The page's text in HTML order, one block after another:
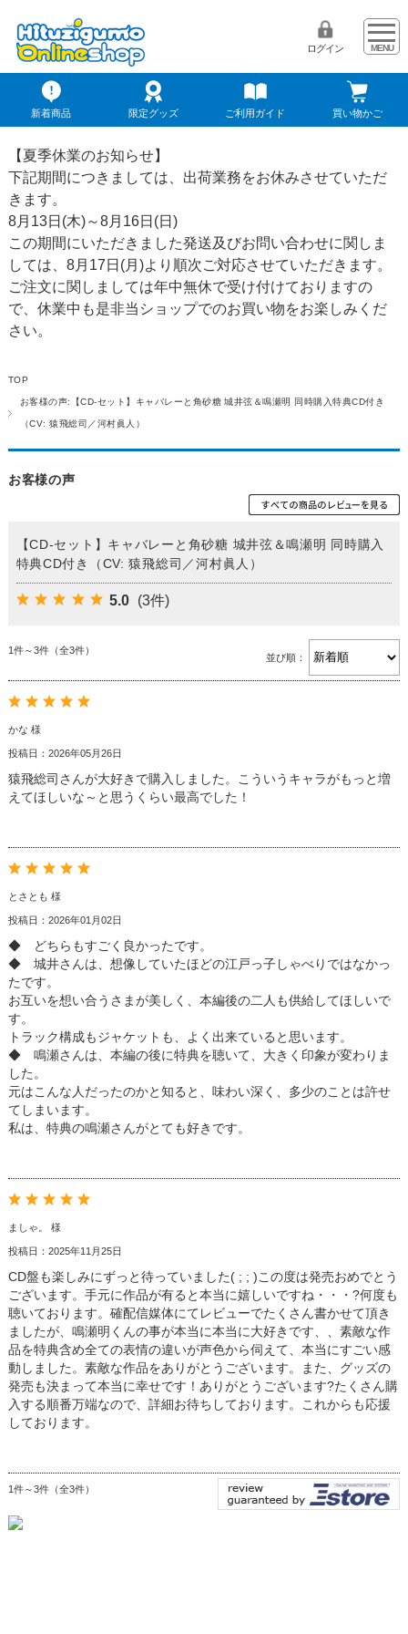
ログイン
新着商品 限定グッズ ご利用ガイド 買い物かご
【夏季休業のお知らせ】
下記期間につきましては、出荷業務をお休みさせていただ
きます。
8月13日(木)～8月16日(日)
この期間にいただきました発送及びお問い合わせに関しま
しては、8月17日(月)より順次ご対応させていただきます。
ご注文に関しましては年中無休で受け付けておりますの
で、休業中も是非当ショップでのお買い物をお楽しみくだ
さい。
TOP
お客様の声:【CD-セット】キャバレーと角砂糖 城井弦＆鳴瀬明 同時購入特典CD付き
（CV: 猿飛総司／河村眞人）
お客様の声
【CD-セット】キャバレーと角砂糖 城井弦＆鳴瀬明 同時購入
特典CD付き（CV: 猿飛総司／河村眞人）
5.0 (3件)
1件～3件（全3件）
並び順：
かな 様
投稿日：2026年05月26日
猿飛総司さんが大好きで購入しました。こういうキャラがもっと増
えてほしいな～と思うくらい最高でした！
とさとも 様
投稿日：2026年01月02日
◆ どちらもすごく良かったです。
◆ 城井さんは、想像していたほどの江戸っ子しゃべりではなかっ
たです。
お互いを想い合うさまが美しく、本編後の二人も供給してほしいで
す。
トラック構成もジャケットも、よく出来ていると思います。
◆ 鳴瀬さんは、本編の後に特典を聴いて、大きく印象が変わりま
した。
元はこんな人だったのかと知ると、味わい深く、多少のことは許せ
てしまいます。
私は、特典の鳴瀬さんがとても好きです。
ましゃ。 様
投稿日：2025年11月25日
CD盤も楽しみにずっと待っていました( ; ; )この度は発売おめでとう
ございます。手元に作品が有ると本当に嬉しいですね・・・?何度も
聴いております。確配信媒体にてレビューでたくさん書かせて頂き
ましたが、鳴瀬明くんの事が本当に本当に大好きです、、素敵な作
品を特典含め全ての表情の違いが声色から伺えて、本当にすごい感
動しました。素敵な作品をありがとうございます。また、グッズの
発売も決まって本当に幸せです！ありがとうございます?たくさん購
入する順番万端なので、詳細お待ちしております。これからも応援
しております。
1件～3件（全3件）